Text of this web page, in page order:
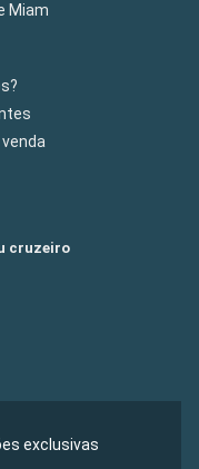
Miam
cruzeiro
exclusivas